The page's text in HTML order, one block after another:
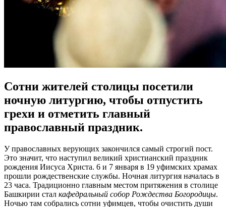
Сотни жителей столицы посетили
ночную литургию, чтобы отпустить
грехи и отметить главный
православный праздник.
У православных верующих закончился самый строгий пост.
Это значит, что наступил великий христианский праздник
рождения Иисуса Христа. 6 и 7 января в 19 уфимских храмах
прошли рождественские службы. Ночная литургия началась в
23 часа. Традиционно главным местом притяжения в столице
Башкирии стал кафедральный собор Рождества Богородицы.
Ночью там собрались сотни уфимцев, чтобы очистить души